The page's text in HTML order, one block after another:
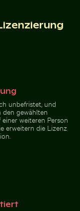
2026 Feier
2026 Feier Str. in
Seestern am
unbefristet, und
gewählten
weiteren Person
erweitern die Lizenz